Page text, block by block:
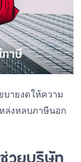
บายงดให้ความ
ล่งหลบภาษีนอก
วยบริษัท